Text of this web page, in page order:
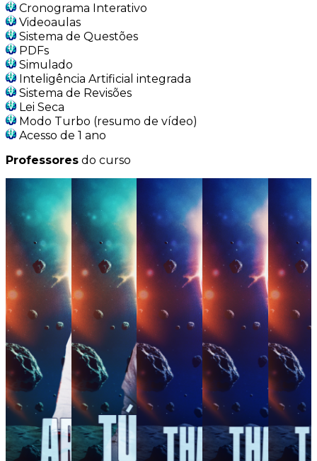
Cronograma Interativo
Videoaulas
Sistema de Questões
PDFs
Simulado
Inteligência Artificial integrada
Sistema de Revisões
Lei Seca
Modo Turbo (resumo de vídeo)
Acesso de 1 ano
Professores do curso